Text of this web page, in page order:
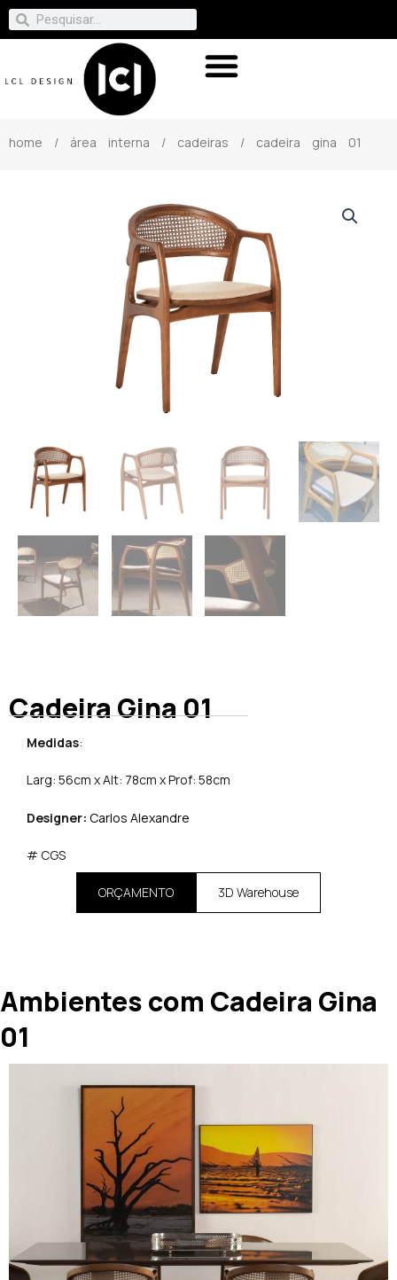
home / área interna / cadeiras / cadeira gina 01
Cadeira Gina 01
Medidas:
Larg: 56cm x Alt: 78cm x Prof: 58cm
Designer: Carlos Alexandre
# CGS
ORÇAMENTO 3D Warehouse
Ambientes com Cadeira Gina
01